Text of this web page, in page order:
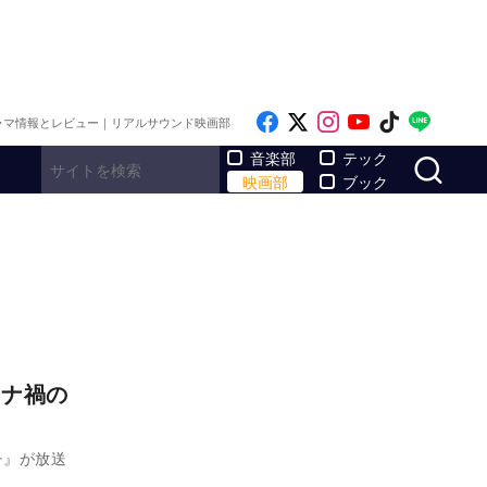
情報とレビュー｜リアルサウンド映画部 Like on Facebook
Follow on x
Follow on
Follow on
Follow
音楽部
映画部
テック
ブック
禍の
が放送